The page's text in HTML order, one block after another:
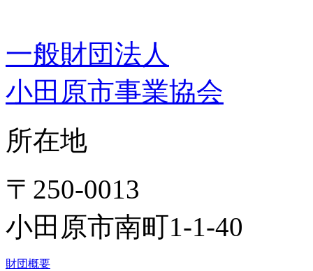
一般財団法人
小田原市事業協会
所在地
〒250-0013
小田原市南町1-1-40
財団概要